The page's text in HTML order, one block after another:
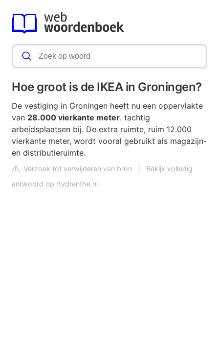
Hoe groot is de IKEA in Groningen?
De vestiging in Groningen heeft nu een oppervlakte
van 28.000 vierkante meter. tachtig
arbeidsplaatsen bij. De extra ruimte, ruim 12.000
vierkante meter, wordt vooral gebruikt als magazijn-
en distributieruimte.
Verzoek tot verwijderen van bron
Bekijk volledig
antwoord op rtvdrenthe.nl